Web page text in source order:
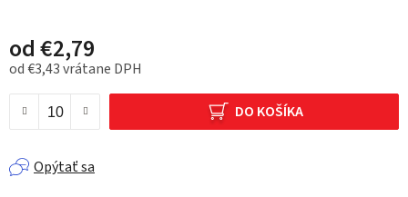
od€2,79
od€3,43vrátane DPH
DO KOŠÍKA
Opýtať sa